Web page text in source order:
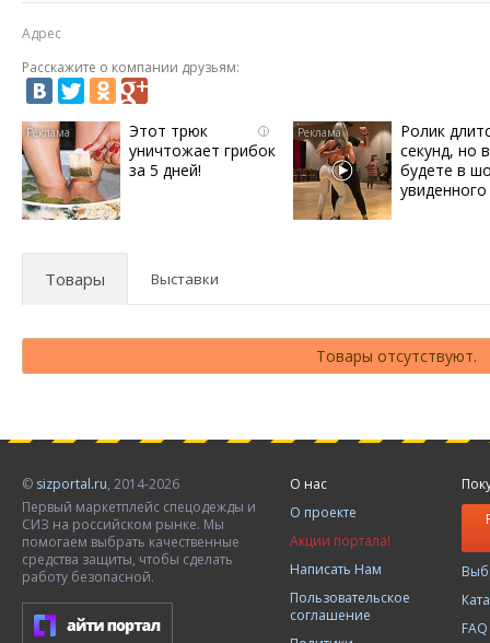
Адрес
Расскажите о компании друзьям:
i
Этот трюк
уничтожает грибок
за 5 дней!
Ролик
секунд, но
будете в
увиденного
Товары Выставки
Товары отсутствуют.
© sizportal.ru, 2014-2026
Первый маркетплейс спецодежды и
СИЗ на российском рынке. Мы
помогаем выбрать качественные
средства защиты, чтобы сделать
работу безопасной.
О нас
О проекте
Акции портала!
Написать Нам
Пользовательское
соглашение
FAQ